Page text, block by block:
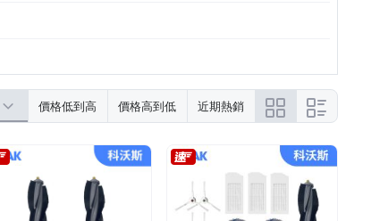
價格低到高 價格高到低 近期熱銷